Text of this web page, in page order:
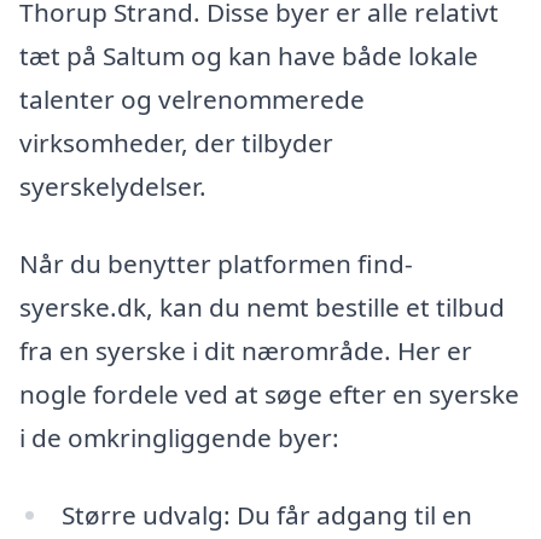
Thorup Strand. Disse byer er alle relativt
tæt på Saltum og kan have både lokale
talenter og velrenommerede
virksomheder, der tilbyder
syerskelydelser.
Når du benytter platformen find-
syerske.dk, kan du nemt bestille et tilbud
fra en syerske i dit nærområde. Her er
nogle fordele ved at søge efter en syerske
i de omkringliggende byer:
Større udvalg: Du får adgang til en